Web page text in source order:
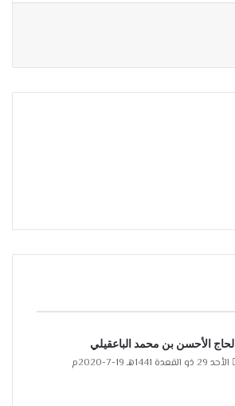
الحاج الأحسن بن محمد الباعقيلي
الأحد 29 ذو القعدة 1441هـ 19-7-2020م